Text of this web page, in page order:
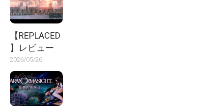
【REPLACED
】レビュー
2026/05/26